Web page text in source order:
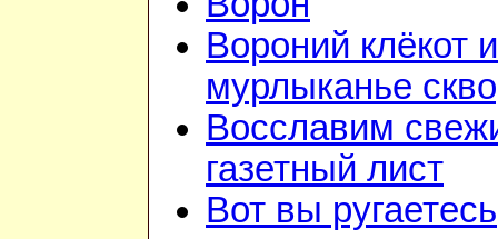
Вороний клёкот и
мурлыканье
Восславим
газетный лист
Вот вы